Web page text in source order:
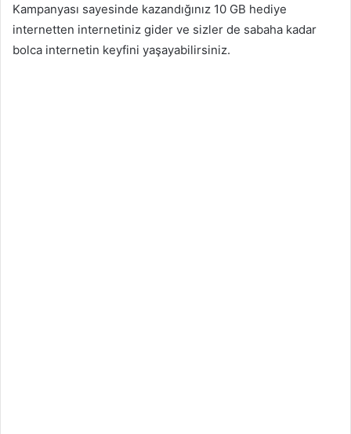
Kampanyası sayesinde kazandığınız 10 GB hediye
internetten internetiniz gider ve sizler de sabaha kadar
bolca internetin keyfini yaşayabilirsiniz.